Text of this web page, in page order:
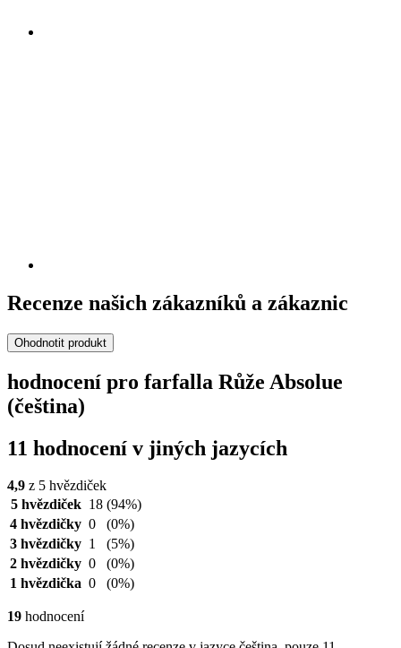
Recenze našich zákazníků a zákaznic
Ohodnotit produkt
hodnocení pro farfalla Růže Absolue
(čeština)
11 hodnocení v jiných jazycích
4,9 z 5 hvězdiček
5 hvězdiček 18 (94%)
4 hvězdičky 0
(0%)
3 hvězdičky 1
(5%)
2 hvězdičky 0
(0%)
1 hvězdička 0 (0%)
19 hodnocení